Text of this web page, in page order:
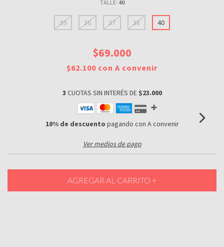
TALLE: 40
39 36 37 38 40
$69.000
$62.100 con A convenir
3 CUOTAS SIN INTERÉS DE $23.000
10% de descuento pagando con A convenir
Ver medios de pago